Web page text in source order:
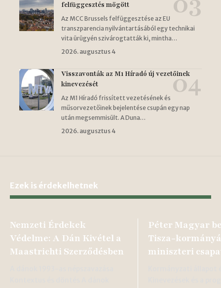
felfüggesztés mögött
Az MCC Brussels felfüggesztése az EU
transzparencia nyilvántartásából egy technikai
vita ürügyén szivárogtatták ki, mintha…
2026. augusztus 4
Visszavonták az M1 Híradó új vezetőinek
kinevezését
Az M1 Híradó frissített vezetésének és
műsorvezetőinek bejelentése csupán egy nap
után megsemmisült. A Duna…
2026. augusztus 4
Ezek is érdekelhetnek
Nemzeti Érdekek
Védelme: A Dán Kivétel a
Maastrichti Szerződésben
Péter Magyar
Tisza-
miniszteri